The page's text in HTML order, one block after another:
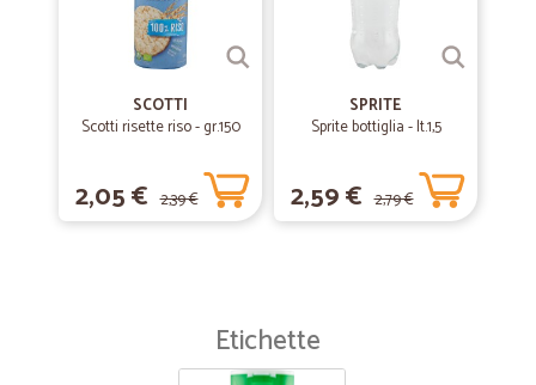
SCOTTI
Scotti risette riso - gr.150
2,05 € 2,39 €
SPRITE
Sprite bottiglia - lt.1,5
2,59 € 2,79 €
Etichette